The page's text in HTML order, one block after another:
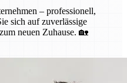
– professionell,
sich auf zuverlässige
neuen Zuhause. 🏡